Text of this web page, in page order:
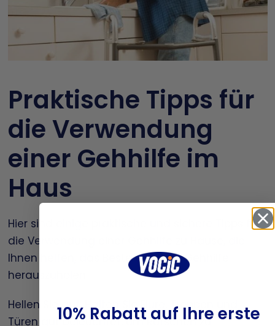
Praktische Tipps für
die Verwendung
einer Gehhilfe im
Haus
Hier sind einige praktische und sichere Tipps für
die Verwendung einer Gehhilfe zu Hause, die
Ihnen helfen, das Beste aus Ihrer Gehhilfe
herauszuholen:
Hellen Sie auf: Halten Sie Flure, Treppen und
Türen gut beleuchtet, um Rutschen zu
10% Rabatt auf Ihre erste